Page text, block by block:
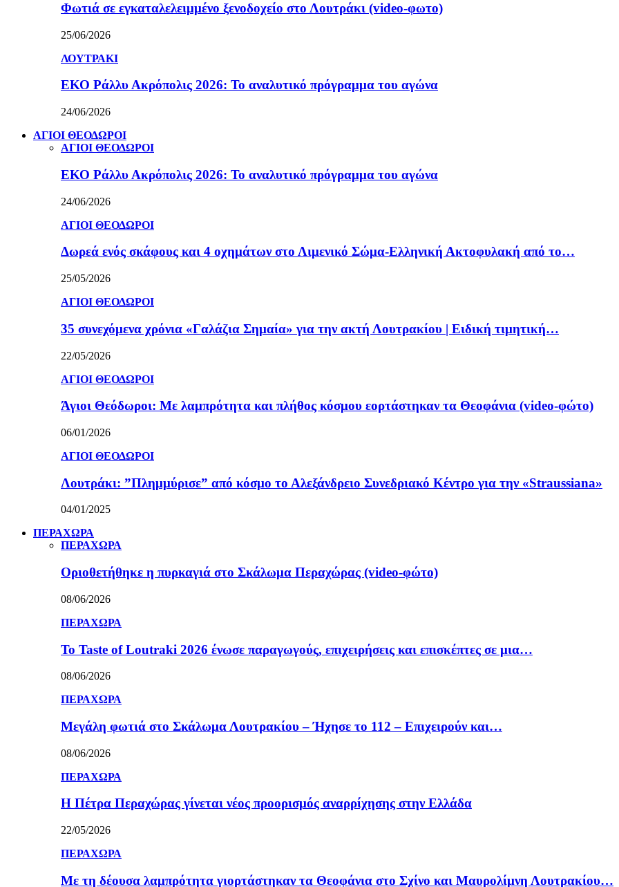
Φωτιά σε εγκαταλελειμμένο ξενοδοχείο στο Λουτράκι (video-φωτο)
25/06/2026
ΛΟΥΤΡΑΚΙ
ΕΚΟ Ράλλυ Ακρόπολις 2026: Το αναλυτικό πρόγραμμα του αγώνα
24/06/2026
ΑΓΙΟΙ ΘΕΟΔΩΡΟΙ
ΑΓΙΟΙ ΘΕΟΔΩΡΟΙ
ΕΚΟ Ράλλυ Ακρόπολις 2026: Το αναλυτικό πρόγραμμα του αγώνα
24/06/2026
ΑΓΙΟΙ ΘΕΟΔΩΡΟΙ
Δωρεά ενός σκάφους και 4 οχημάτων στο Λιμενικό Σώμα-Ελληνική Ακτοφυλακή από το…
25/05/2026
ΑΓΙΟΙ ΘΕΟΔΩΡΟΙ
35 συνεχόμενα χρόνια «Γαλάζια Σημαία» για την ακτή Λουτρακίου | Ειδική τιμητική…
22/05/2026
ΑΓΙΟΙ ΘΕΟΔΩΡΟΙ
Άγιοι Θεόδωροι: Με λαμπρότητα και πλήθος κόσμου εορτάστηκαν τα Θεοφάνια (video-φώτο)
06/01/2026
ΑΓΙΟΙ ΘΕΟΔΩΡΟΙ
Λουτράκι: ”Πλημμύρισε” από κόσμο το Αλεξάνδρειο Συνεδριακό Κέντρο για την «Straussiana»
04/01/2025
ΠΕΡΑΧΩΡΑ
ΠΕΡΑΧΩΡΑ
Οριοθετήθηκε η πυρκαγιά στο Σκάλωμα Περαχώρας (video-φώτο)
08/06/2026
ΠΕΡΑΧΩΡΑ
Το Taste of Loutraki 2026 ένωσε παραγωγούς, επιχειρήσεις και επισκέπτες σε μια…
08/06/2026
ΠΕΡΑΧΩΡΑ
Μεγάλη φωτιά στο Σκάλωμα Λουτρακίου – Ήχησε το 112 – Επιχειρούν και…
08/06/2026
ΠΕΡΑΧΩΡΑ
Η Πέτρα Περαχώρας γίνεται νέος προορισμός αναρρίχησης στην Ελλάδα
22/05/2026
ΠΕΡΑΧΩΡΑ
Με τη δέουσα λαμπρότητα γιορτάστηκαν τα Θεοφάνια στο Σχίνο και Μαυρολίμνη Λουτρακίου…